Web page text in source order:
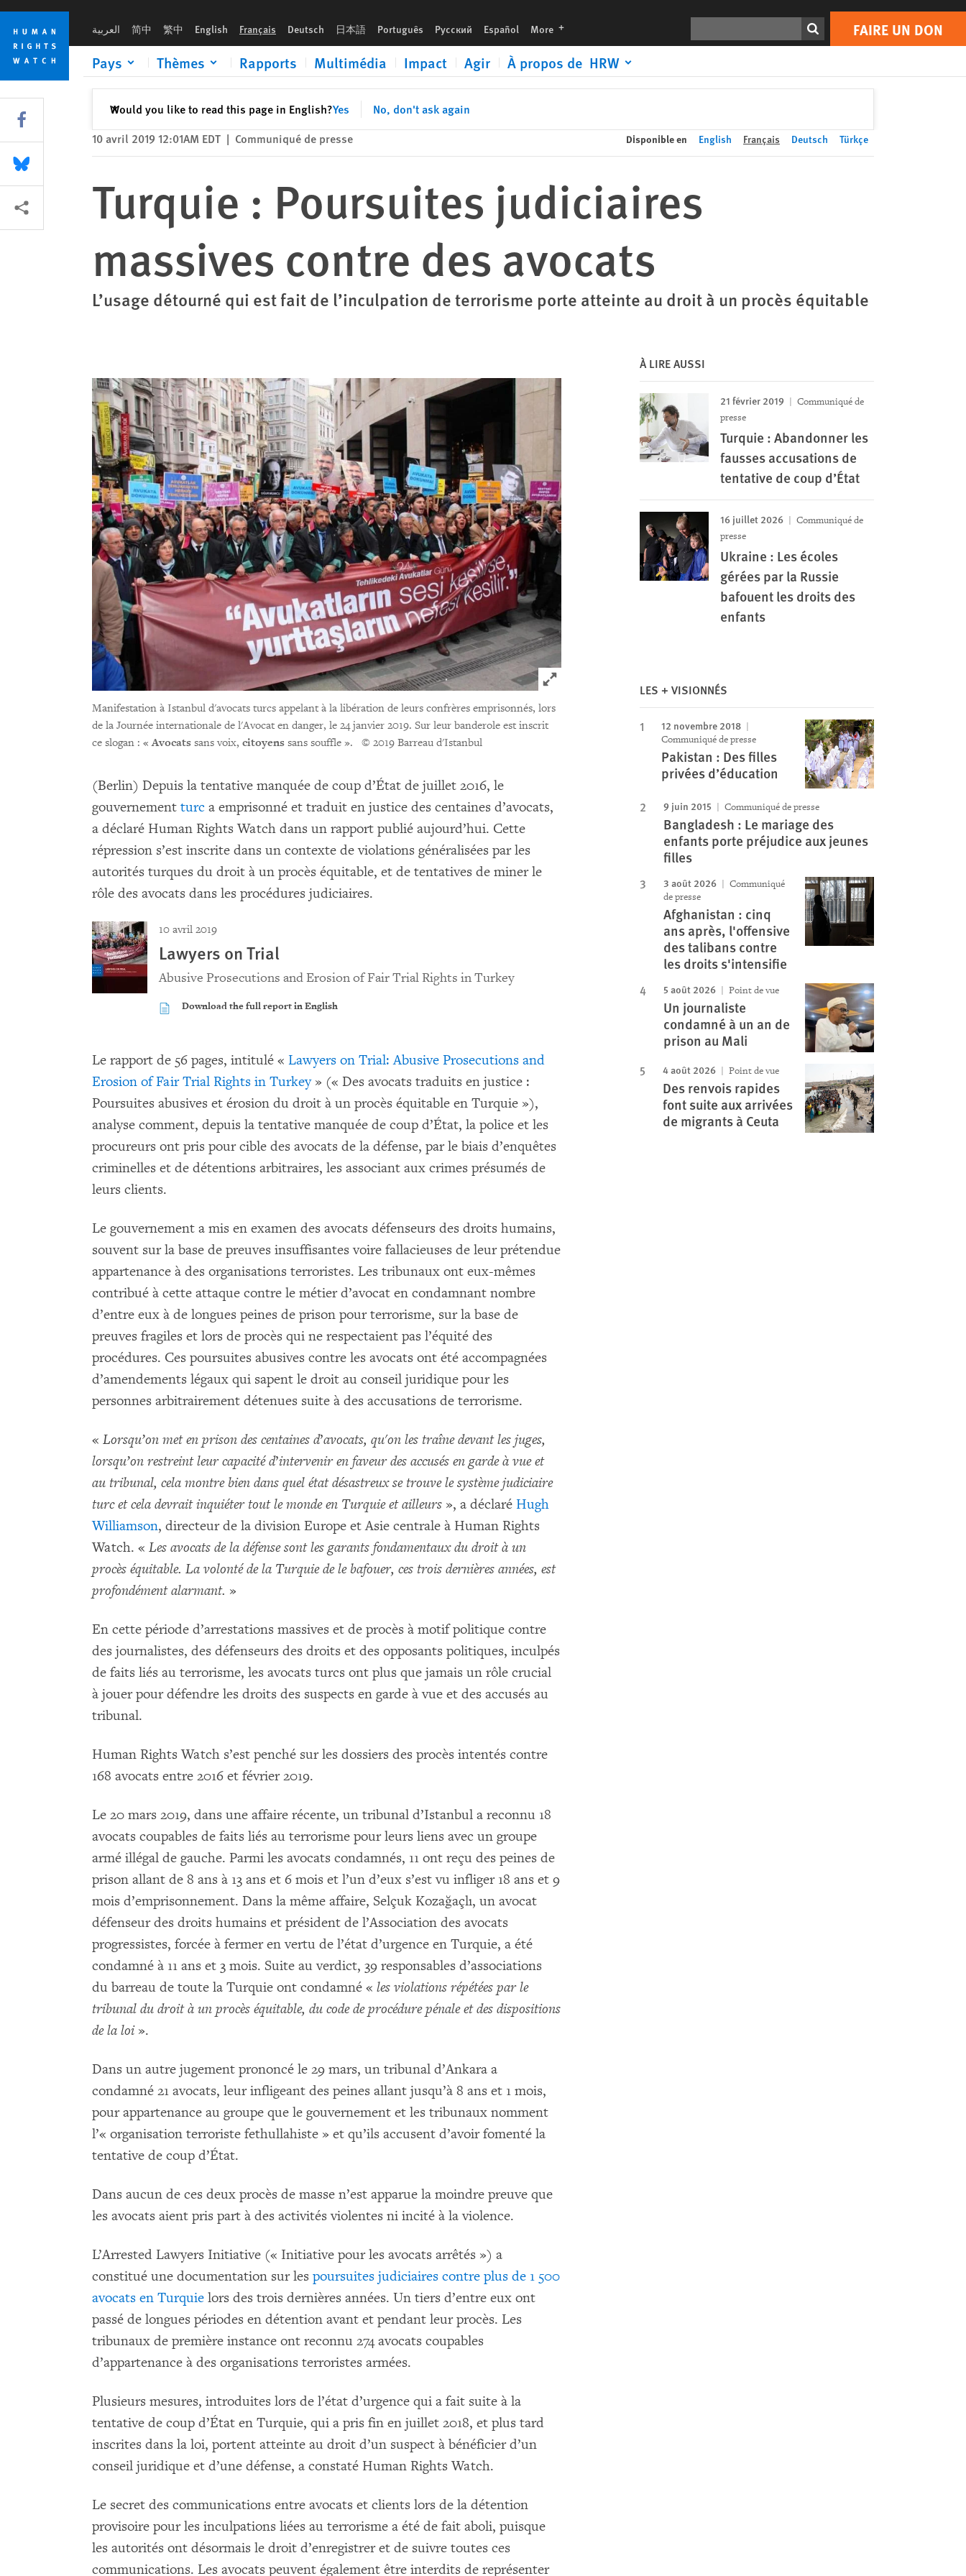
Skip
cookie
privacy
notice
Skip
main
content
العربية 简中 繁中 English Français Deutsch 日本語 Português Русский Español More languages FAIRE UN DON
Pays Thèmes Rapports Multimédia Impact Agir À propos de HRW
Would you like to read this page in English?Yes No, don't ask again
✕Fermer
Print FAIRE UN DON
10 avril 2019 12:01AM EDT | Communiqué de presse Disponible en English Français Deutsch Türkçe
Turquie : Poursuites judiciaires
massives contre des avocats
L’usage détourné qui est fait de l’inculpation de terrorisme porte atteinte au droit à un procès équitable
Click to expand Image
Manifestation à Istanbul d'avocats turcs appelant à la libération de leurs confrères emprisonnés, lors
de la Journée internationale de l'Avocat en danger, le 24 janvier 2019. Sur leur banderole est inscrit
ce slogan : « Avocats sans voix, citoyens sans souffle ». © 2019 Barreau d'Istanbul
(Berlin) Depuis la tentative manquée de coup d’État de juillet 2016, le
gouvernement turc a emprisonné et traduit en justice des centaines d’avocats,
a déclaré Human Rights Watch dans un rapport publié aujourd’hui. Cette
répression s’est inscrite dans un contexte de violations généralisées par les
autorités turques du droit à un procès équitable, et de tentatives de miner le
rôle des avocats dans les procédures judiciaires.
10 avril 2019
Lawyers on Trial
Abusive Prosecutions and Erosion of Fair Trial Rights in Turkey
Download the full report in English
Le rapport de 56 pages, intitulé « Lawyers on Trial: Abusive Prosecutions and
Erosion of Fair Trial Rights in Turkey» (« Des avocats traduits en justice :
Poursuites abusives et érosion du droit à un procès équitable en Turquie »),
analyse comment, depuis la tentative manquée de coup d’État, la police et les
procureurs ont pris pour cible des avocats de la défense, par le biais d’enquêtes
criminelles et de détentions arbitraires, les associant aux crimes présumés de
leurs clients.
Le gouvernement a mis en examen des avocats défenseurs des droits humains,
souvent sur la base de preuves insuffisantes voire fallacieuses de leur prétendue
appartenance à des organisations terroristes. Les tribunaux ont eux-mêmes
contribué à cette attaque contre le métier d’avocat en condamnant nombre
d’entre eux à de longues peines de prison pour terrorisme, sur la base de
preuves fragiles et lors de procès qui ne respectaient pas l’équité des
procédures. Ces poursuites abusives contre les avocats ont été accompagnées
d’amendements légaux qui sapent le droit au conseil juridique pour les
personnes arbitrairement détenues suite à des accusations de terrorisme.
« Lorsqu’on met en prison des centaines d’avocats, qu'on les traîne devant les juges,
lorsqu’on restreint leur capacité d’intervenir en faveur des accusés en garde à vue et
au tribunal, cela montre bien dans quel état désastreux se trouve le système judiciaire
turc et cela devrait inquiéter tout le monde en Turquie et ailleurs », a déclaré Hugh
Williamson, directeur de la division Europe et Asie centrale à Human Rights
Watch. « Les avocats de la défense sont les garants fondamentaux du droit à un
procès équitable. La volonté de la Turquie de le bafouer, ces trois dernières années, est
profondément alarmant. »
En cette période d’arrestations massives et de procès à motif politique contre
des journalistes, des défenseurs des droits et des opposants politiques, inculpés
de faits liés au terrorisme, les avocats turcs ont plus que jamais un rôle crucial
à jouer pour défendre les droits des suspects en garde à vue et des accusés au
tribunal.
Human Rights Watch s’est penché sur les dossiers des procès intentés contre
168 avocats entre 2016 et février 2019.
Le 20 mars 2019, dans une affaire récente, un tribunal d’Istanbul a reconnu 18
avocats coupables de faits liés au terrorisme pour leurs liens avec un groupe
armé illégal de gauche. Parmi les avocats condamnés, 11 ont reçu des peines de
prison allant de 8 ans à 13 ans et 6 mois et l’un d’eux s’est vu infliger 18 ans et 9
mois d’emprisonnement. Dans la même affaire, Selçuk Kozağaçlı, un avocat
défenseur des droits humains et président de l’Association des avocats
progressistes, forcée à fermer en vertu de l’état d’urgence en Turquie, a été
condamné à 11 ans et 3 mois. Suite au verdict, 39 responsables d’associations
du barreau de toute la Turquie ont condamné « les violations répétées par le
tribunal du droit à un procès équitable, du code de procédure pénale et des dispositions
de la loi ».
Dans un autre jugement prononcé le 29 mars, un tribunal d’Ankara a
condamné 21 avocats, leur infligeant des peines allant jusqu’à 8 ans et 1 mois,
pour appartenance au groupe que le gouvernement et les tribunaux nomment
l’« organisation terroriste fethullahiste » et qu’ils accusent d’avoir fomenté la
tentative de coup d’État.
Dans aucun de ces deux procès de masse n’est apparue la moindre preuve que
les avocats aient pris part à des activités violentes ni incité à la violence.
L’Arrested Lawyers Initiative (« Initiative pour les avocats arrêtés ») a
constitué une documentation sur les poursuites judiciaires contre plus de 1 500
avocats en Turquie lors des trois dernières années. Un tiers d’entre eux ont
passé de longues périodes en détention avant et pendant leur procès. Les
tribunaux de première instance ont reconnu 274 avocats coupables
d’appartenance à des organisations terroristes armées.
Plusieurs mesures, introduites lors de l’état d’urgence qui a fait suite à la
tentative de coup d’État en Turquie, qui a pris fin en juillet 2018, et plus tard
inscrites dans la loi, portent atteinte au droit d’un suspect à bénéficier d’un
conseil juridique et d’une défense, a constaté Human Rights Watch.
Le secret des communications entre avocats et clients lors de la détention
provisoire pour les inculpations liées au terrorisme a été de fait aboli, puisque
les autorités ont désormais le droit d’enregistrer et de suivre toutes ces
communications. Les avocats peuvent également être interdits de représenter
À LIRE AUSSI
21 février 2019
Communiqué de
presse
Turquie : Abandonner les
fausses accusations de
tentative de coup d’État
16 juillet 2026
Communiqué de
presse
Ukraine : Les écoles
gérées par la Russie
bafouent les droits des
enfants
LES + VISIONNÉS
12 novembre 2018
Communiqué de presse
Pakistan : Des filles
privées d’éducation
9 juin 2015 Communiqué de presse
Bangladesh : Le mariage des
enfants porte préjudice aux jeunes
filles
3 août 2026
Communiqué
de presse
Afghanistan : cinq
ans après, l'offensive
des talibans contre
les droits s'intensifie
5 août 2026 Point de vue
Un journaliste
condamné à un an de
prison au Mali
4 août 2026 Point de vue
Des renvois rapides
font suite aux arrivées
de migrants à Ceuta
Share this via Facebook
Share this via Bluesky
Share this via Partagez